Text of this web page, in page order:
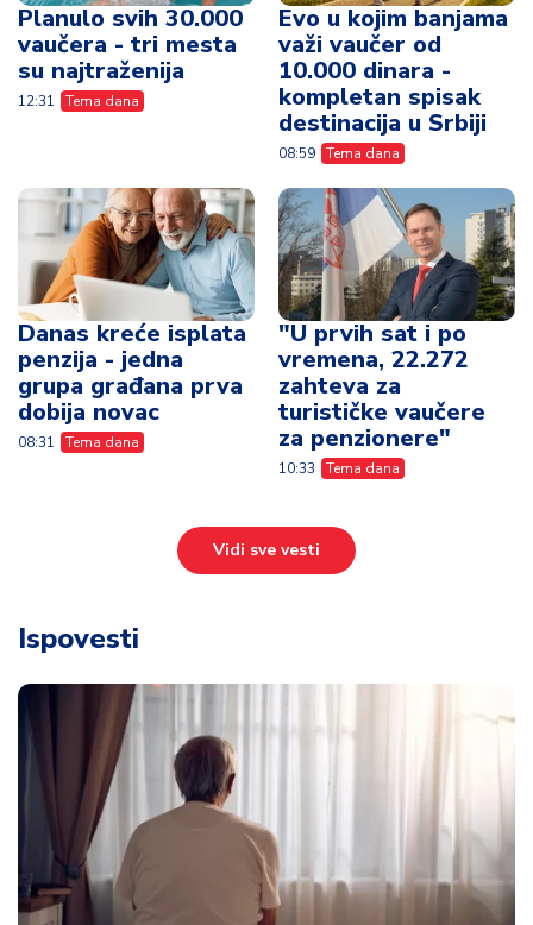
Planulo svih 30.000
vaučera - tri mesta
su najtraženija
12:31 Tema dana
Evo u kojim banjama
važi vaučer od
10.000 dinara -
kompletan spisak
destinacija u Srbiji
08:59 Tema dana
Danas kreće isplata
penzija - jedna
grupa građana prva
dobija novac
08:31 Tema dana
"U prvih sat i po
vremena, 22.272
zahteva za
turističke vaučere
za penzionere"
10:33 Tema dana
Vidi sve vesti
Ispovesti